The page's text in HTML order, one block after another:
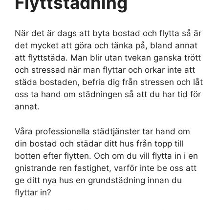
När det är dags att byta bostad och flytta så är
det mycket att göra och tänka på, bland annat
att flyttstäda. Man blir utan tvekan ganska trött
och stressad när man flyttar och orkar inte att
städa bostaden, befria dig från stressen och låt
oss ta hand om städningen så att du har tid för
annat.
Våra professionella städtjänster tar hand om
din bostad och städar ditt hus från topp till
botten efter flytten. Och om du vill flytta in i en
gnistrande ren fastighet, varför inte be oss att
ge ditt nya hus en grundstädning innan du
flyttar in?